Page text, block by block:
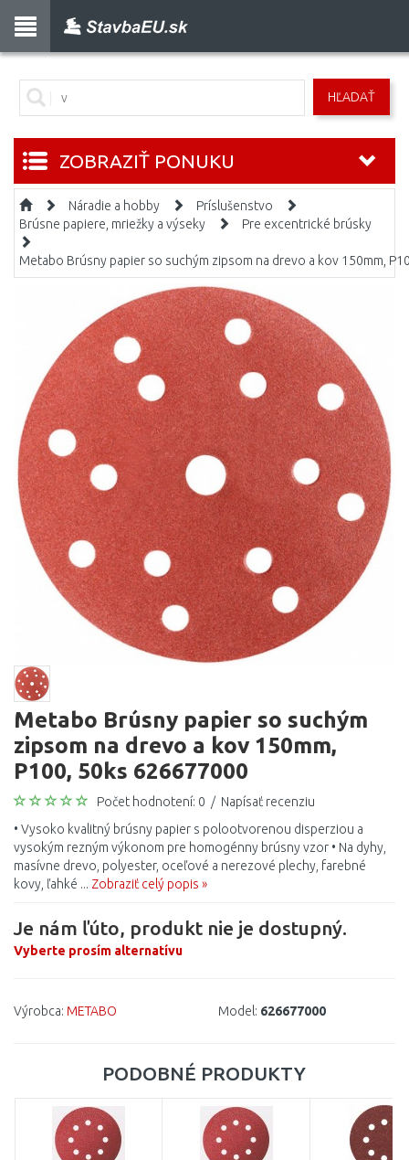
HĽADAŤ
ZOBRAZIŤ PONUKU
Náradie a hobby
Príslušenstvo
Brúsne papiere, mriežky a výseky
Pre excentrické brúsky
Metabo Brúsny papier so suchým zipsom na drevo a kov 150mm,
Metabo Brúsny papier so suchým
zipsom na drevo a kov 150mm,
P100, 50ks 626677000
Počet hodnotení: 0 / Napísať recenziu
• Vysoko kvalitný brúsny papier s polootvorenou disperziou a
vysokým rezným výkonom pre homogénny brúsny vzor • Na dyhy,
masívne drevo, polyester, oceľové a nerezové plechy, farebné
kovy, ľahké ... Zobraziť celý popis »
Je nám ľúto, produkt nie je dostupný.
Vyberte prosím alternatívu
Výrobca: METABO Model: 626677000
PODOBNÉ PRODUKTY